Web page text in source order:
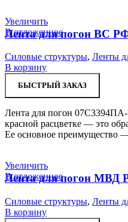
Увеличить
В отложенное
Лента для погон ВС
Силовые структуры, Ленты
В корзину
БЫСТРЫЙ ЗАКАЗ
Лента для погон
красной расцветке — это
Ее основное преимущество
Увеличить
В отложенное
Лента для погон МВД
Силовые структуры, Ленты
В корзину